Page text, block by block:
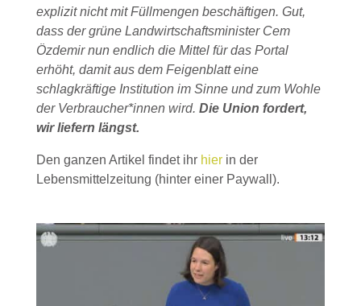
explizit nicht mit Füllmengen beschäftigen. Gut,
dass der grüne Landwirtschaftsminister Cem
Özdemir nun endlich die Mittel für das Portal
erhöht, damit aus dem Feigenblatt eine
schlagkräftige Institution im Sinne und zum Wohle
der Verbraucher*innen wird. Die Union fordert,
wir liefern längst.
Den ganzen Artikel findet ihr hierin der
Lebensmittelzeitung (hinter einer Paywall).